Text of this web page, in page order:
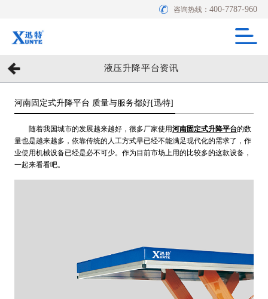
咨询热线：400-7787-960
液压升降平台资讯
河南固定式升降平台 质量与服务都好[迅特]
随着我国城市的发展越来越好，很多厂家使用河南固定式升降平台的数
量也是越来越多，依靠传统的人工方式早已经不能满足现代化的需求了，作
业使用机械设备已经是必不可少。作为目前市场上用的比较多的这款设备，
一起来看看吧。